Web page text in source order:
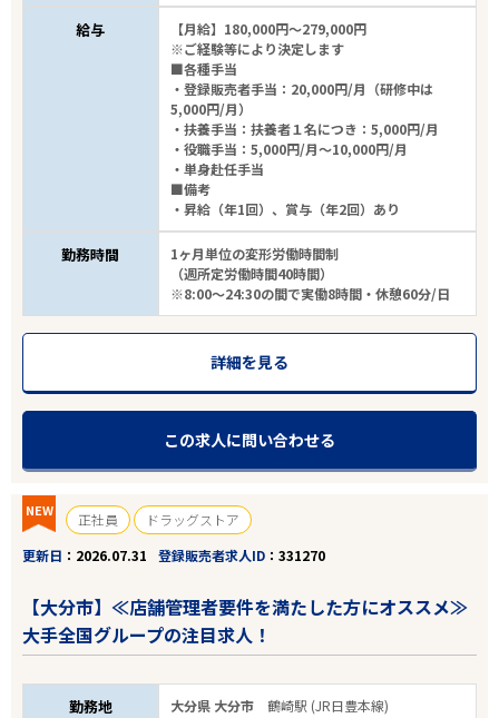
給与
【月給】180,000円～279,000円
※ご経験等により決定します
■各種手当
・登録販売者手当：20,000円/月（研修中は
5,000円/月）
・扶養手当：扶養者１名につき：5,000円/月
・役職手当：5,000円/月～10,000円/月
・単身赴任手当
■備考
・昇給（年1回）、賞与（年2回）あり
勤務時間
1ヶ月単位の変形労働時間制
（週所定労働時間40時間）
※8:00～24:30の間で実働8時間・休憩60分/日
詳細を見る
この求人に問い合わせる
NEW 正社員
ドラッグストア
更新日
2026.07.31 登録販売者求人ID 331270
【大分市】≪店舗管理者要件を満たした方にオススメ≫
大手全国グループの注目求人！
勤務地 大分県 大分市 鶴崎駅 (JR日豊本線)